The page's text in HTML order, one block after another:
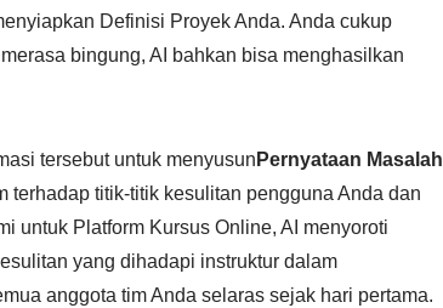
Definisi Proyek Anda. Anda cukup
bingung, AI bahkan bisa menghasilkan
tersebut untuk menyusun Pernyataan Masalah
terhadap titik-titik kesulitan pengguna Anda dan
untuk Platform Kursus Online, AI menyoroti
yang dihadapi instruktur dalam
anggota tim Anda selaras sejak hari pertama.